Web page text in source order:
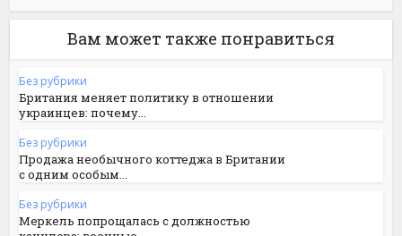
Вам может также понравиться
Без рубрики
Британия меняет политику в отношении
украинцев: почему...
Без рубрики
Продажа необычного коттеджа в Британии
с одним особым...
Без рубрики
Меркель попрощалась с должностью